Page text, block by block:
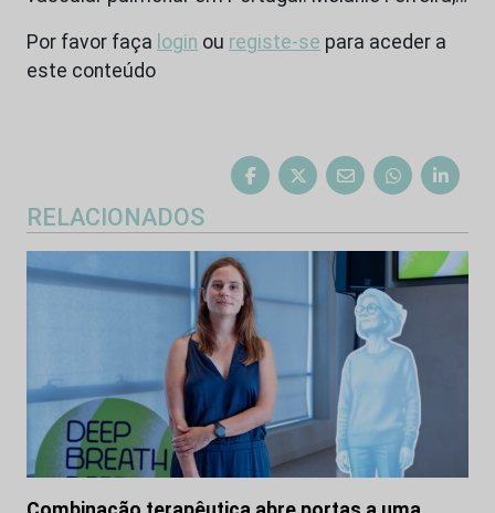
Por favor faça login ou registe-se para aceder a
este conteúdo
RELACIONADOS